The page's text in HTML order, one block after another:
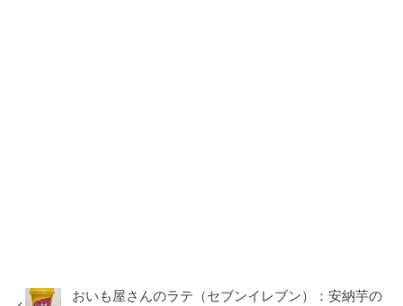
おいも屋さんのラテ（セブンイレブン）：安納芋の